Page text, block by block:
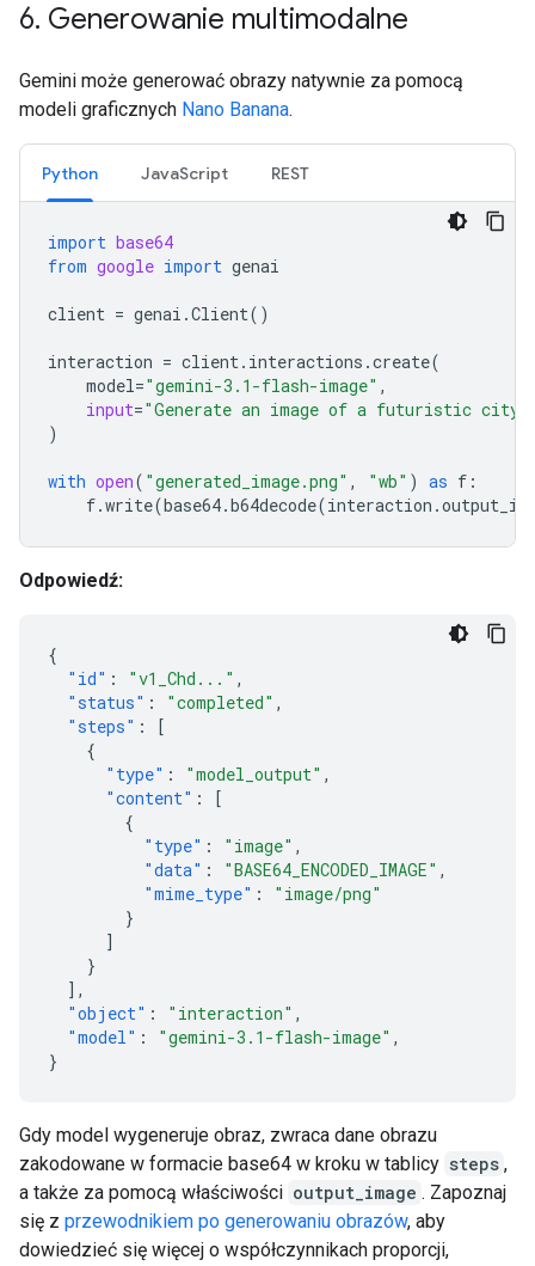
6. Generowanie multimodalne
Gemini może generować obrazy natywnie za pomocą
modeli graficznych Nano Banana.
Python JavaScript REST
import base64
from google import genai
client = genai .Client()
interaction = client. interactions .create(
model="gemini-3.1-flash-image" ,
input="Generate an image of a futuristic city
)
with open( "generated_image.png" , "wb" ) as f :
f.write(base64.b64decode(interaction .
Odpowiedź:
{
"id" : "v1_Chd..." ,
"status" : "completed" ,
"steps" :
[
{
"type" : "model_output" ,
"content" :
[
{
"type" : "image" ,
"data" : "BASE64_ENCODED_IMAGE" ,
"mime_type" :
"image/png"
}
]
}
],
"object" : "interaction" ,
"model" : "gemini-3.1-flash-image" ,
}
Gdy model wygeneruje obraz, zwraca dane obrazu
zakodowane w formacie base64 w kroku w tablicy steps ,
a także za pomocą właściwości output_image . Zapoznaj
się z przewodnikiem po generowaniu obrazów, aby
dowiedzieć się więcej o współczynnikach proporcji,